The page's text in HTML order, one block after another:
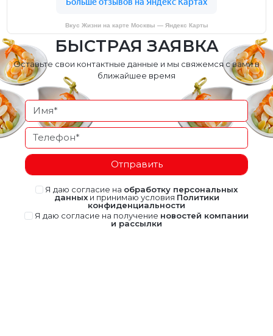
Вкус Жизни на карте Москвы — Яндекс Карты
БЫСТРАЯ ЗАЯВКА
Оставьте свои контактные данные и мы свяжемся с вами в
ближайшее время
Отправить
Я даю согласие на обработку персональных
данныхи принимаю условия Политики
конфиденциальности
Я даю согласие на получение новостей компании
и рассылки